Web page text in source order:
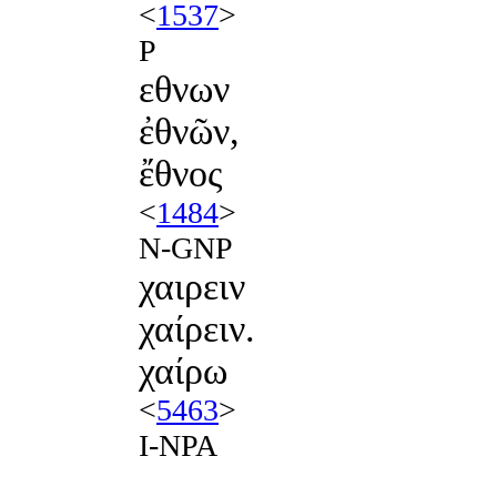
<1537>
P
εθνων
ἐθνῶν,
ἔθνος
<1484>
N-GNP
χαιρειν
χαίρειν.
χαίρω
<5463>
I-NPA